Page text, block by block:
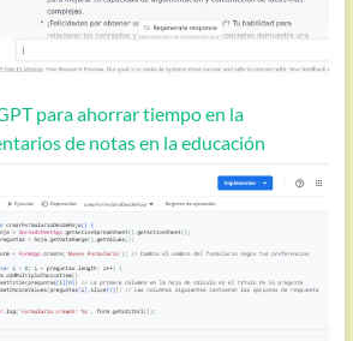
para ahorrar tiempo en la
de notas en la educación